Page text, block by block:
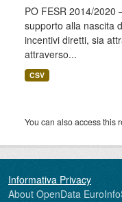
PO FESR 2014/2020
supporto alla nascita
incentivi diretti, sia
attraverso...
CSV
You can also access this
About OpenData